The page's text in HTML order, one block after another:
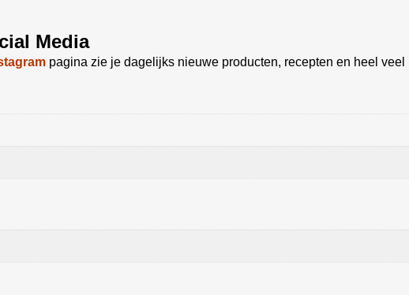
Media
pagina zie je dagelijks nieuwe producten, recepten en heel